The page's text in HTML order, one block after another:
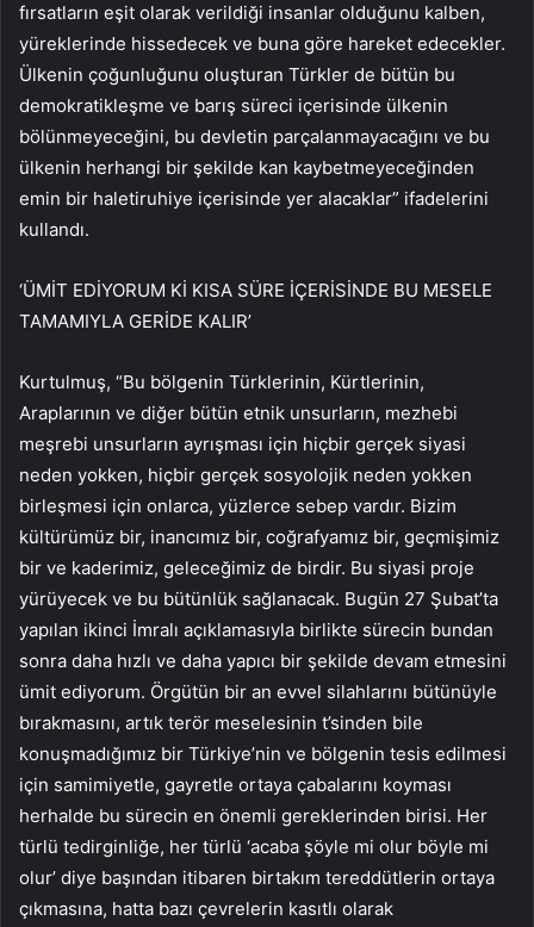
fırsatların eşit olarak verildiği insanlar olduğunu kalben,
yüreklerinde hissedecek ve buna göre hareket edecekler.
Ülkenin çoğunluğunu oluşturan Türkler de bütün bu
demokratikleşme ve barış süreci içerisinde ülkenin
bölünmeyeceğini, bu devletin parçalanmayacağını ve bu
ülkenin herhangi bir şekilde kan kaybetmeyeceğinden
emin bir haletiruhiye içerisinde yer alacaklar” ifadelerini
kullandı.
‘ÜMİT EDİYORUM Kİ KISA SÜRE İÇERİSİNDE BU MESELE
TAMAMIYLA GERİDE KALIR’
Kurtulmuş, “Bu bölgenin Türklerinin, Kürtlerinin,
Araplarının ve diğer bütün etnik unsurların, mezhebi
meşrebi unsurların ayrışması için hiçbir gerçek siyasi
neden yokken, hiçbir gerçek sosyolojik neden yokken
birleşmesi için onlarca, yüzlerce sebep vardır. Bizim
kültürümüz bir, inancımız bir, coğrafyamız bir, geçmişimiz
bir ve kaderimiz, geleceğimiz de birdir. Bu siyasi proje
yürüyecek ve bu bütünlük sağlanacak. Bugün 27 Şubat’ta
yapılan ikinci İmralı açıklamasıyla birlikte sürecin bundan
sonra daha hızlı ve daha yapıcı bir şekilde devam etmesini
ümit ediyorum. Örgütün bir an evvel silahlarını bütünüyle
bırakmasını, artık terör meselesinin t’sinden bile
konuşmadığımız bir Türkiye’nin ve bölgenin tesis edilmesi
için samimiyetle, gayretle ortaya çabalarını koyması
herhalde bu sürecin en önemli gereklerinden birisi. Her
türlü tedirginliğe, her türlü ‘acaba şöyle mi olur böyle mi
olur’ diye başından itibaren birtakım tereddütlerin ortaya
çıkmasına, hatta bazı çevrelerin kasıtlı olarak